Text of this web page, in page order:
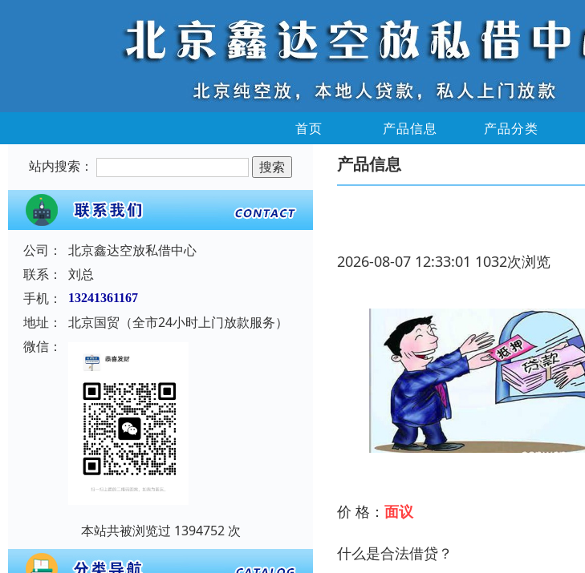
首页 产品信息 产品分类
站内搜索：
公司：
北京鑫达空放私借中心
联系：
刘总
手机：
13241361167
地址：
北京国贸（全市24小时上门放款服务）
微信：
本站共被浏览过 1394752 次
产品信息
2026-08-07 12:33:01 1032次浏览
价 格： 面议
什么是合法借贷？